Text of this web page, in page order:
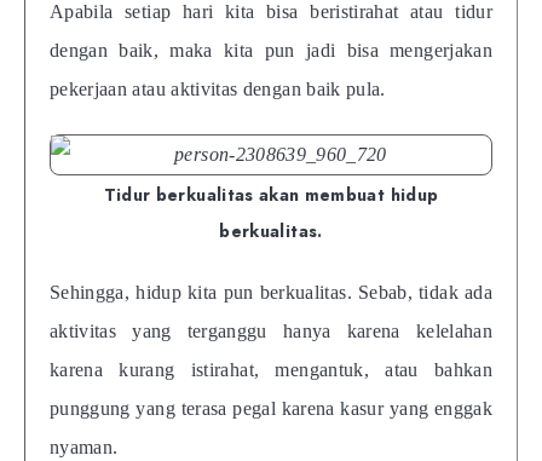
Apabila setiap hari kita bisa beristirahat atau tidur
dengan baik, maka kita pun jadi bisa mengerjakan
pekerjaan atau aktivitas dengan baik pula.
Tidur berkualitas akan membuat hidup
berkualitas.
Sehingga, hidup kita pun berkualitas. Sebab, tidak ada
aktivitas yang terganggu hanya karena kelelahan
karena kurang istirahat, mengantuk, atau bahkan
punggung yang terasa pegal karena kasur yang enggak
nyaman.